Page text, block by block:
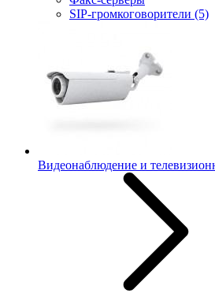
SIP-громкоговорители (5)
Видеонаблюдение и